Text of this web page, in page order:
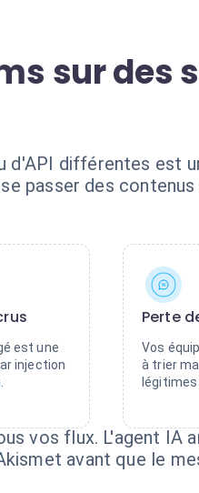
sur des
d'API différentes est
passer des
est une
injection
Perte
Vos
à trier
légitimes
vos flux. L'agent IA
avant que le